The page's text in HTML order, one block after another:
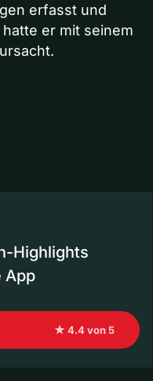
erfasst und
er mit seinem
Highlights
App
★ 4.4 von 5